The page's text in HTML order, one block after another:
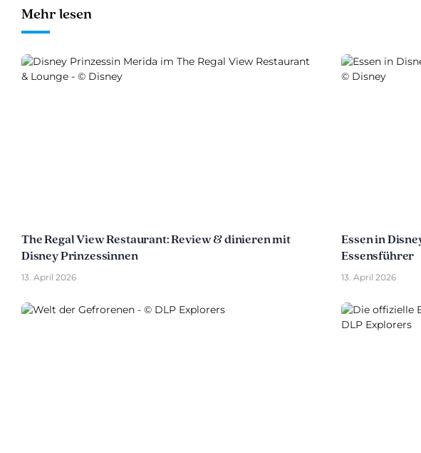
Mehr lesen
The Regal View Restaurant: Review & dinieren mit
Disney Prinzessinnen
13. April 2026
Essen in
Essensführer
13. April 2026